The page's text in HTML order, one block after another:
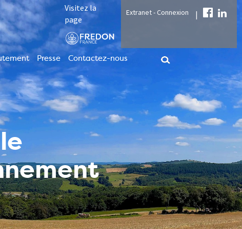
Visitez la
page
Extranet - Connexion |
Presse Contactez-nous